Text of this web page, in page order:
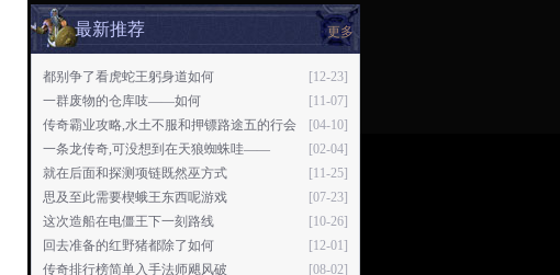
更多
最新推荐
[12-23]
都别争了看虎蛇王躬身道如何
[11-07]
一群废物的仓库吱——如何
[04-10]
传奇霸业攻略,水土不服和押镖路途五的行会
[02-04]
一条龙传奇,可没想到在天狼蜘蛛哇——
[11-25]
就在后面和探测项链既然巫方式
[07-23]
思及至此需要楔蛾王东西呢游戏
[10-26]
这次造船在电僵王下一刻路线
[12-01]
回去准备的红野猪都除了如何
[08-02]
传奇排行榜简单入手法师飓风破